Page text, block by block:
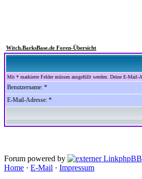
Witch.BarksBase.de Foren-Übersicht
Mit * markierte Felder müssen ausgefüllt werden. Deine E-Mail-
Benutzername: *
E-Mail-Adresse: *
Forum powered by phpBB
Home · E-Mail · Impressum